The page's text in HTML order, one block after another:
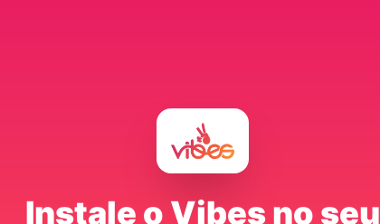
Instale o Vibes no seu